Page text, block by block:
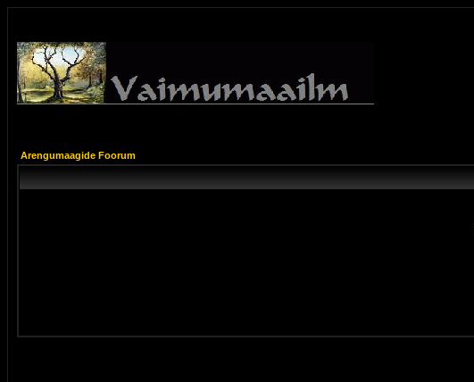
Arengumaagide Foorum